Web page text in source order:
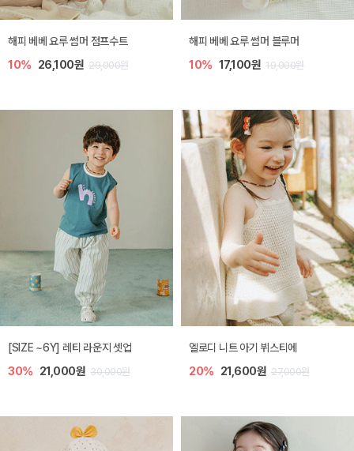
해피 베베 요루 썸머 점프수트
10% 26,100원 29,000원
해피 베베 요루 썸머 블루머
10% 17,100원 19,000원
[SIZE ~6Y] 레티 라운지 셋업
30% 21,000원 30,000원
엘로디 니트 아기 뷔스티에
20% 21,600원 27,000원